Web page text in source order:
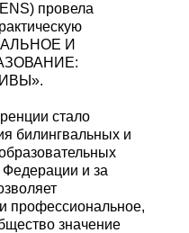
провела
И
стало
билингвальных и
и за
профессиональное,
значение